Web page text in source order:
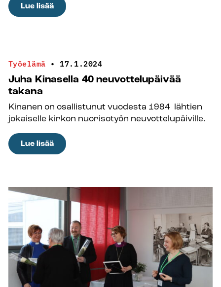
Lue lisää:
Saaga-
Kososelle
Tampereelta
Työelämä • 17.1.2024
Juha Kinasella 40 neuvottelupäivää
takana
Kinanen on osallistunut vuodesta 1984 lähtien
jokaiselle kirkon nuorisotyön neuvottelupäiville.
Lue lisää:
Juha
takana